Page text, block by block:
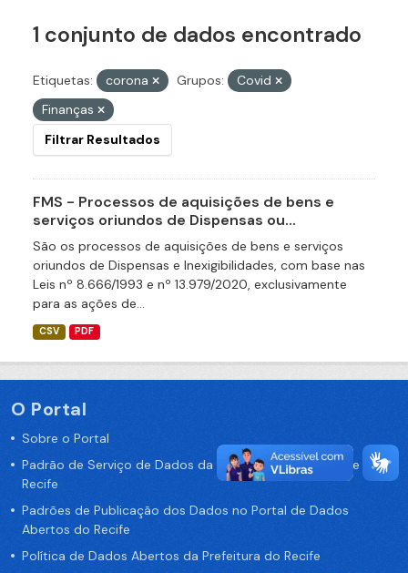
1 conjunto de dados encontrado
Etiquetas: corona Grupos:
Covid
Finanças
Filtrar Resultados
FMS - Processos de aquisições de bens e
serviços oriundos de Dispensas ou...
São os processos de aquisições de bens e serviços
oriundos de Dispensas e Inexigibilidades, com base nas
Leis nº 8.666/1993 e nº 13.979/2020, exclusivamente
para as ações de...
CSV PDF
O Portal
Sobre o Portal
Padrão de Serviço de Dados da Prefeitura da Cidade de
Recife
Padrões de Publicação dos Dados no Portal de Dados
Abertos do Recife
Política de Dados Abertos da Prefeitura do Recife